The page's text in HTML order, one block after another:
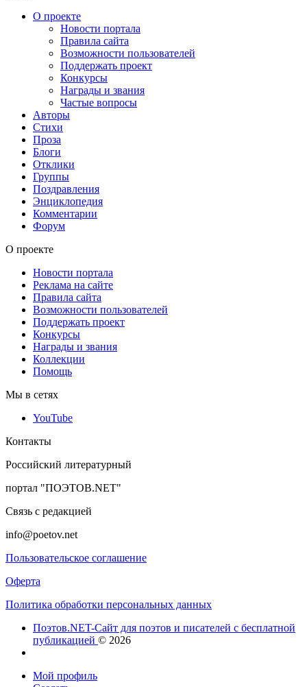
О проекте
Новости портала
Правила сайта
Возможности пользователей
Поддержать проект
Конкурсы
Награды и звания
Частые вопросы
Авторы
Стихи
Проза
Блоги
Отклики
Группы
Поздравления
Энциклопедия
Комментарии
Форум
О проекте
Новости портала
Реклама на сайте
Правила сайта
Возможности пользователей
Поддержать проект
Конкурсы
Награды и звания
Коллекции
Помощь
Мы в сетях
YouTube
Контакты
Российский литературный
портал "ПОЭТОВ.NET"
Связь с редакцией
info@poetov.net
Пользовательское соглашение
Оферта
Политика обработки персональных данных
Поэтов.NET-Сайт для поэтов и писателей с бесплатной
публикацией © 2026
Мой профиль